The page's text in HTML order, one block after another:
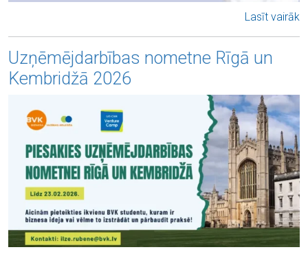
Lasīt vairāk
Uzņēmējdarbības nometne Rīgā un
Kembridžā 2026